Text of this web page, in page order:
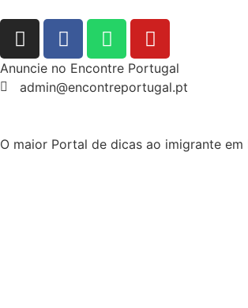
Anuncie no Encontre Portugal
admin@encontreportugal.pt
O maior Portal de dicas ao imigrante em